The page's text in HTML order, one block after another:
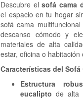
Descubre elsofá cama
el espacio en tu hogar
sofá cama
descanso cómodo y
materiales de alta
estar, oficina o habitación
Características del Sofá
Estructura
eucalipto de alta